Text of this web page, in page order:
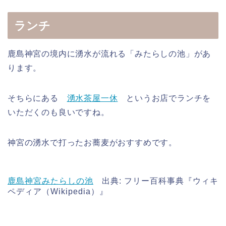
ランチ
鹿島神宮の境内に湧水が流れる「みたらしの池」があ
ります。
そちらにある 湧水茶屋一休 というお店でランチを
いただくのも良いですね。
神宮の湧水で打ったお蕎麦がおすすめです。
鹿島神宮みたらしの池 出典: フリー百科事典『ウィキ
ペディア（Wikipedia）』